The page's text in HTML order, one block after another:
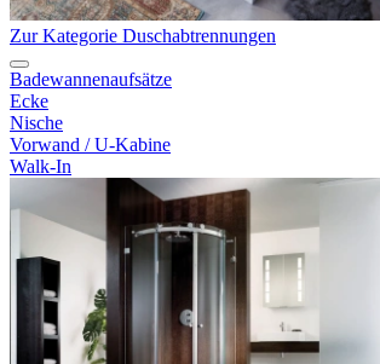
Zur Kategorie Duschabtrennungen
Badewannenaufsätze
Ecke
Nische
Vorwand / U-Kabine
Walk-In